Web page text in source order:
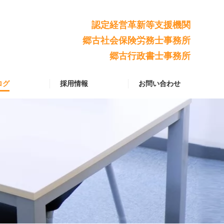
認定経営革新等支援機関
郷古社会保険労務士事務所
郷古行政書士事務所
グ 採用情報 お問い合わせ